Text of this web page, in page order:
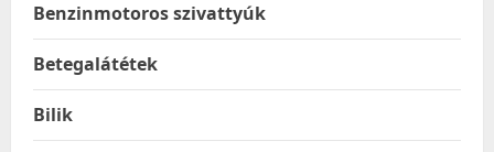
Benzinmotoros szivattyúk
Betegalátétek
Bilik